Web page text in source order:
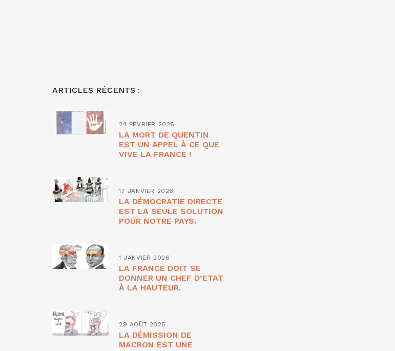
ARTICLES RÉCENTS :
24 FÉVRIER 2026
LA MORT DE QUENTIN
EST UN APPEL À CE QUE
VIVE LA FRANCE !
17 JANVIER 2026
LA DÉMOCRATIE DIRECTE
EST LA SEULE SOLUTION
POUR NOTRE PAYS.
1 JANVIER 2026
LA FRANCE DOIT SE
DONNER UN CHEF D’ETAT
À LA HAUTEUR.
29 AOÛT 2025
LA DÉMISSION DE
MACRON EST UNE